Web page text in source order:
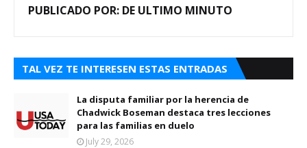
PUBLICADO POR: DE ULTIMO MINUTO
TAL VEZ TE INTERESEN ESTAS ENTRADAS
La disputa familiar por la herencia de
Chadwick Boseman destaca tres lecciones
para las familias en duelo
July 29, 2026